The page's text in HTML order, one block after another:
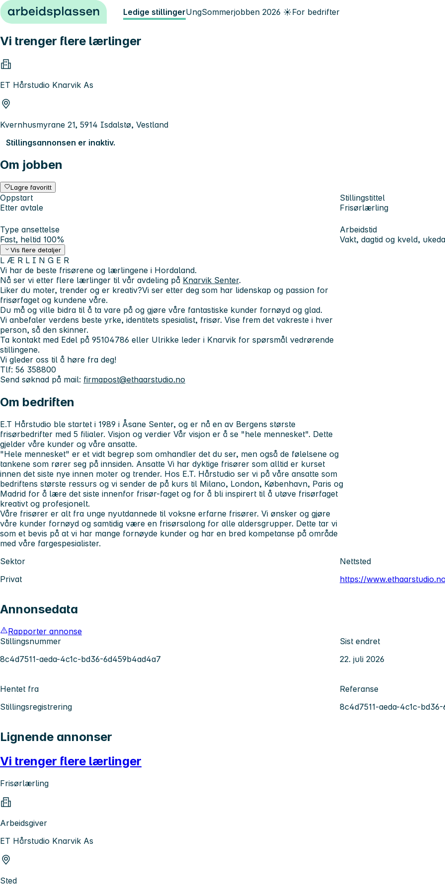
Hopp til innhold Ledige stillingerUngSommerjobben 2026 ☀️For bedrifter
Vi trenger flere lærlinger
ET Hårstudio Knarvik As
Kvernhusmyrane 21, 5914 Isdalstø, Vestland
Stillingsannonsen er inaktiv.
Om jobben
Lagre favoritt
Oppstart
Etter avtale
Stillingstittel
Frisørlærling
Type ansettelse
Fast, heltid 100%
Arbeidstid
Vakt, dagtid og kveld,
Vis flere detaljer
L Æ R L I N G E R
Vi har de beste frisørene og lærlingene i Hordaland.
Nå ser vi etter flere lærlinger til vår avdeling på Knarvik Senter.
Liker du moter, trender og er kreativ?Vi ser etter deg som har lidenskap og passion for
frisørfaget og kundene våre.
Du må og ville bidra til å ta vare på og gjøre våre fantastiske kunder fornøyd og glad.
Vi anbefaler verdens beste yrke, identitets spesialist, frisør. Vise frem det vakreste i hver
person, så den skinner.
Ta kontakt med Edel på 95104786 eller Ulrikke leder i Knarvik for spørsmål vedrørende
stillingene.
Vi gleder oss til å høre fra deg!
Tlf: 56 358800
Send søknad på mail: firmapost@ethaarstudio.no
Om bedriften
E.T Hårstudio ble startet i 1989 i Åsane Senter, og er nå en av Bergens største
frisørbedrifter med 5 filialer. Visjon og verdier Vår visjon er å se "hele mennesket". Dette
gjelder våre kunder og våre ansatte.
"Hele mennesket" er et vidt begrep som omhandler det du ser, men også de følelsene og
tankene som rører seg på innsiden. Ansatte Vi har dyktige frisører som alltid er kurset
innen det siste nye innen moter og trender. Hos E.T. Hårstudio ser vi på våre ansatte som
bedriftens største ressurs og vi sender de på kurs til Milano, London, København, Paris og
Madrid for å lære det siste innenfor frisør-faget og for å bli inspirert til å utøve frisørfaget
kreativt og profesjonelt.
Våre frisører er alt fra unge nyutdannede til voksne erfarne frisører. Vi ønsker og gjøre
våre kunder fornøyd og samtidig være en frisørsalong for alle aldersgrupper. Dette tar vi
som et bevis på at vi har mange fornøyde kunder og har en bred kompetanse på område
med våre fargespesialister.
Sektor
Privat
Nettsted
https://
Annonsedata
Rapporter annonse
Stillingsnummer
8c4d7511-aeda-4c1c-bd36-6d459b4ad4a7
Sist endret
22. juli 2026
Hentet fra
Stillingsregistrering
Referanse
8c4d7511-aeda-4c1c-
Lignende annonser
Vi trenger flere lærlinger
Frisørlærling
Arbeidsgiver
ET Hårstudio Knarvik As
Sted